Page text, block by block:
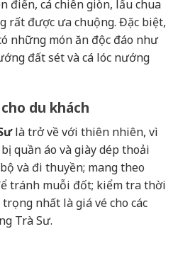
điển, cá chiên giòn, lẩu chua
rất được ưa chuộng. Đặc biệt,
những món ăn độc đáo như
đất sét và cá lóc nướng
du khách
là trở về với thiên nhiên, vì
quần áo và giày dép thoải
và đi thuyền; mang theo
tránh muỗi đốt; kiểm tra thời
nhất là giá vé cho các
Trà Sư.